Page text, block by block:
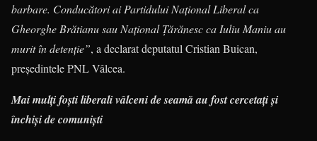
barbare. Conducători ai Partidului Național Liberal ca
Gheorghe Brătianu sau Național Țărănesc ca Iuliu Maniu au
murit în detenție”, a declarat deputatul Cristian Buican,
președintele PNL Vâlcea.
Mai mulți foști liberali vâlceni de seamă au fost cercetați și
închiși de comuniști